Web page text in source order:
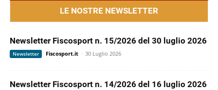
LE NOSTRE NEWSLETTER
Newsletter Fiscosport n. 15/2026 del 30 luglio 2026
Newsletter Fiscosport.it - 30 Luglio 2026
Newsletter Fiscosport n. 14/2026 del 16 luglio 2026